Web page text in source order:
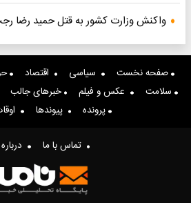
واکنش وزارت کشور به قتل حمید رضا
صفحه نخست سیاسی اقتصاد
سلامت
عکس و فیلم خبرهای جالب
پرونده
پیوندها
تماس با ما